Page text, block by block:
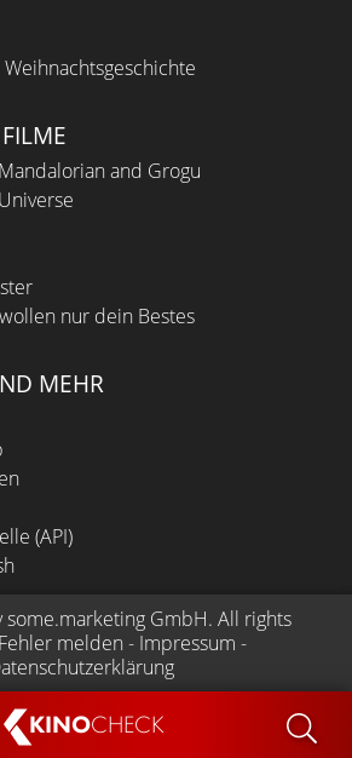
KINOCHECK
and Grogu
nur dein Bestes
MEHR
(API)
some.marketing GmbH. All rights
Fehler melden - Impressum -